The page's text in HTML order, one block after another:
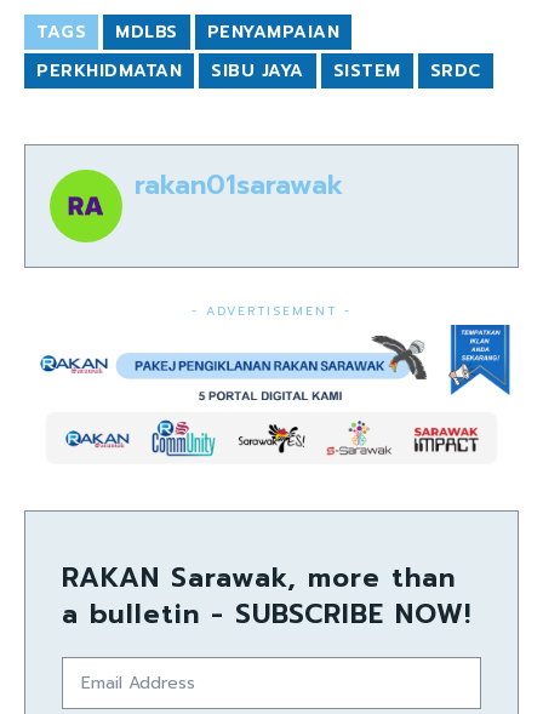
TAGS MDLBS
PENYAMPAIAN
PERKHIDMATAN
SIBU JAYA SISTEM SRDC
rakan01sarawak
- ADVERTISEMENT -
RAKAN Sarawak, more than
a bulletin - SUBSCRIBE NOW!